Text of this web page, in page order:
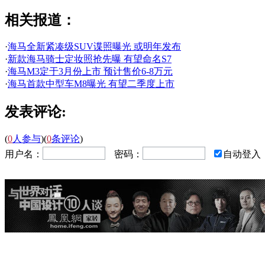
相关报道：
·海马全新紧凑级SUV谍照曝光 或明年发布
·新款海马骑士定妆照抢先曝 有望命名S7
·海马M3定于3月份上市 预计售价6-8万元
·海马首款中型车M8曝光 有望二季度上市
发表评论:
(0人参与)(0条评论)
用户名：
密码： 自动登入